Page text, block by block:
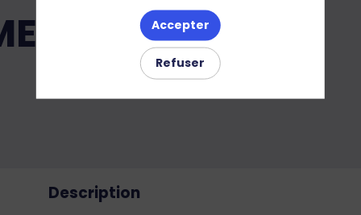
Description
Accepter
Refuser